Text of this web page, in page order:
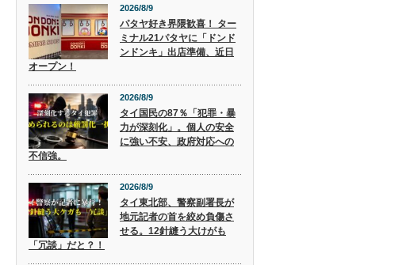
2026/8/9
パタヤ好き界隈歓喜！ ター
ミナル21パタヤに「ドンド
ンドンキ」出店準備、近日
オープン！
2026/8/9
タイ国民の87％「犯罪・暴
力が深刻化」。個人の安全
に強い不安、政府対応への
不信強。
2026/8/9
タイ東北部、警察副署長が
地元記者の首を絞め負傷さ
せる。12針縫う大けがも
「冗談」だと？！